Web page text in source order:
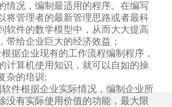
情况，编制最适用的程序。在编写
将管理者的最新管理思路或者最科
软件的数学模型中，从而大大提高
带给企业巨大的经济效益；
据企业现有的工作流程编制程序，
计算机使用知识，就可以自如的操
杂的培训;
件根据企业实际情况，编制企业所
没有实际使用价值的功能，最大限